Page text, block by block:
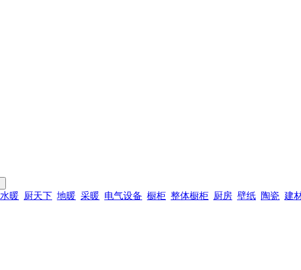
水暖 厨天下 地暖 采暖 电气设备 橱柜 整体橱柜 厨房 壁纸 陶瓷 建